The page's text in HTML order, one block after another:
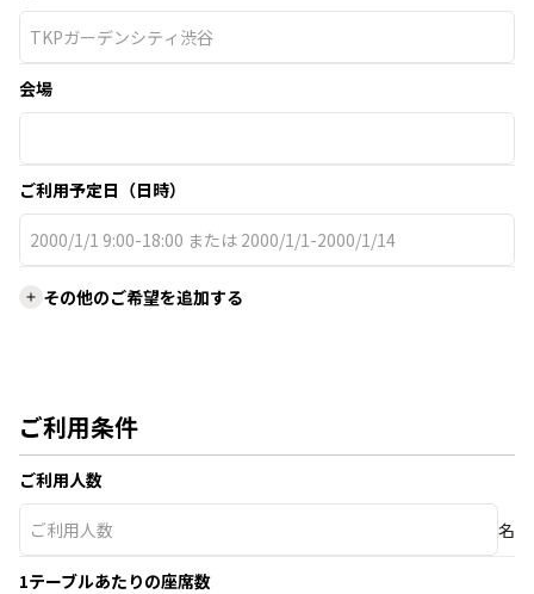
会場
ご利用予定日（日時）
その他のご希望を追加する
ご利用条件
ご利用人数
名
1テーブルあたりの座席数